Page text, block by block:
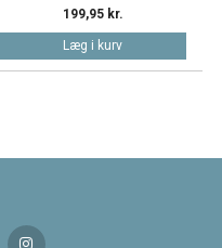
199,95 kr.
Læg i kurv